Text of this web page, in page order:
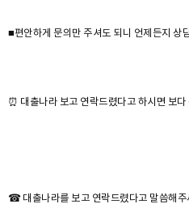
■편안하게 문의만 주셔도 되니 언제든지 상
⏰ 대출나라 보고 연락드렸다고 하시면 보
☎ 대출나라를 보고 연락드렸다고 말씀해주